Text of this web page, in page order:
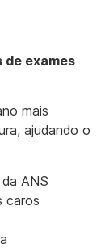
de exames
mais
ajudando o
ANS
caros